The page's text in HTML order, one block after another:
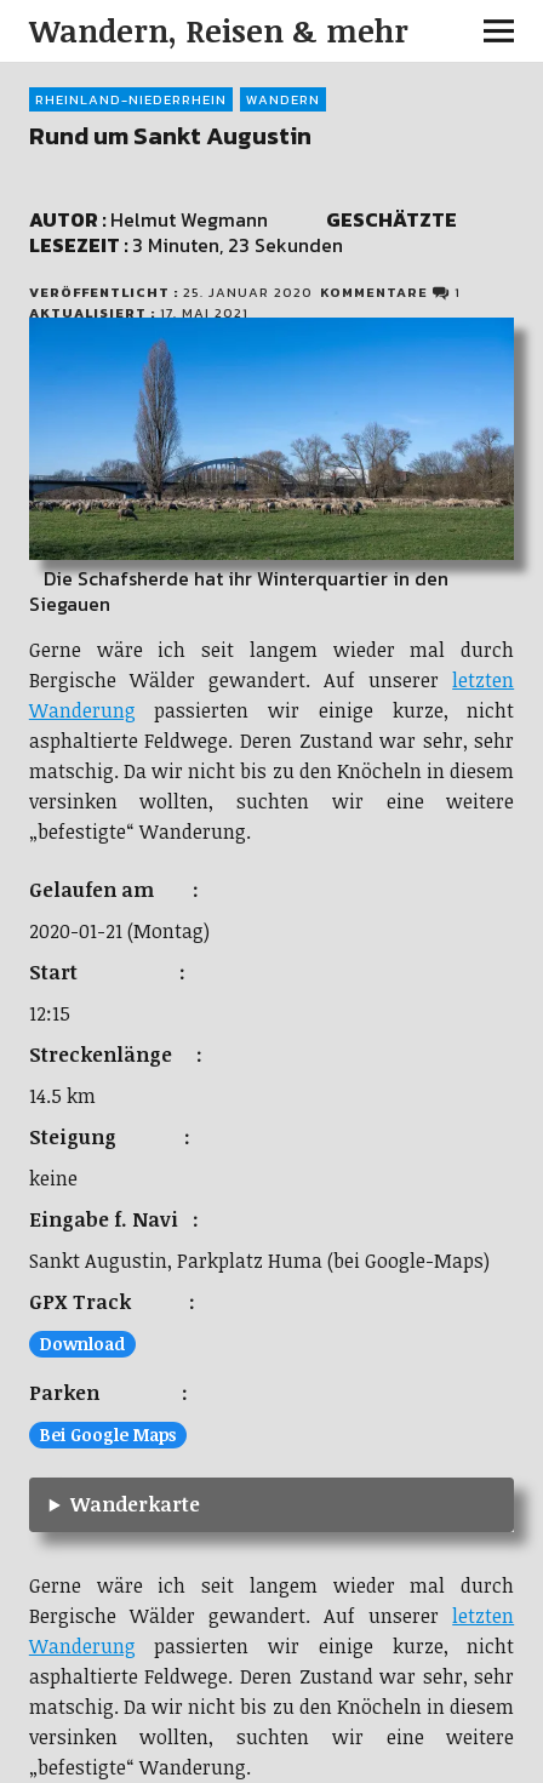
Wandern, Reisen & mehr
RHEINLAND-NIEDERRHEIN WANDERN
Rund um Sankt Augustin
AUTOR :Helmut Wegmann GESCHÄTZTE
LESEZEIT :3 Minuten, 23 Sekunden
VERÖFFENTLICHT : 25. JANUAR 2020 KOMMENTARE
1
AKTUALISIERT : 17. MAI 2021
Die Schafsherde hat ihr Winterquartier in den
Siegauen
Gerne wäre ich seit langem wieder mal durch
Bergische Wälder gewandert. Auf unsererletzten
Wanderung passierten wir einige kurze, nicht
asphaltierte Feldwege. Deren Zustand war sehr, sehr
matschig. Da wir nicht bis zu den Knöcheln in diesem
versinken wollten, suchten wir eine weitere
„befestigte“ Wanderung.
Gelaufen am :
2020-01-21 (Montag)
Start :
12:15
Streckenlänge :
14.5 km
Steigung :
keine
Eingabe f. Navi :
Sankt Augustin, Parkplatz Huma (bei Google-Maps)
GPX Track :
Download
Parken :
Bei Google Maps
Wanderkarte
Gerne wäre ich seit langem wieder mal durch
Bergische Wälder gewandert. Auf unsererletzten
Wanderung passierten wir einige kurze, nicht
asphaltierte Feldwege. Deren Zustand war sehr, sehr
matschig. Da wir nicht bis zu den Knöcheln in diesem
versinken wollten, suchten wir eine weitere
„befestigte“ Wanderung.